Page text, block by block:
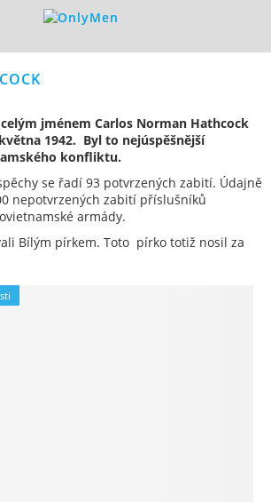
jménem Carlos Norman Hathcock
1942. Byl to nejúspěšnější
konfliktu.
se řadí 93 potvrzených zabití. Údajně
nepotvrzených zabití příslušníků
armády.
Bílým pírkem. Toto pírko totiž nosil za